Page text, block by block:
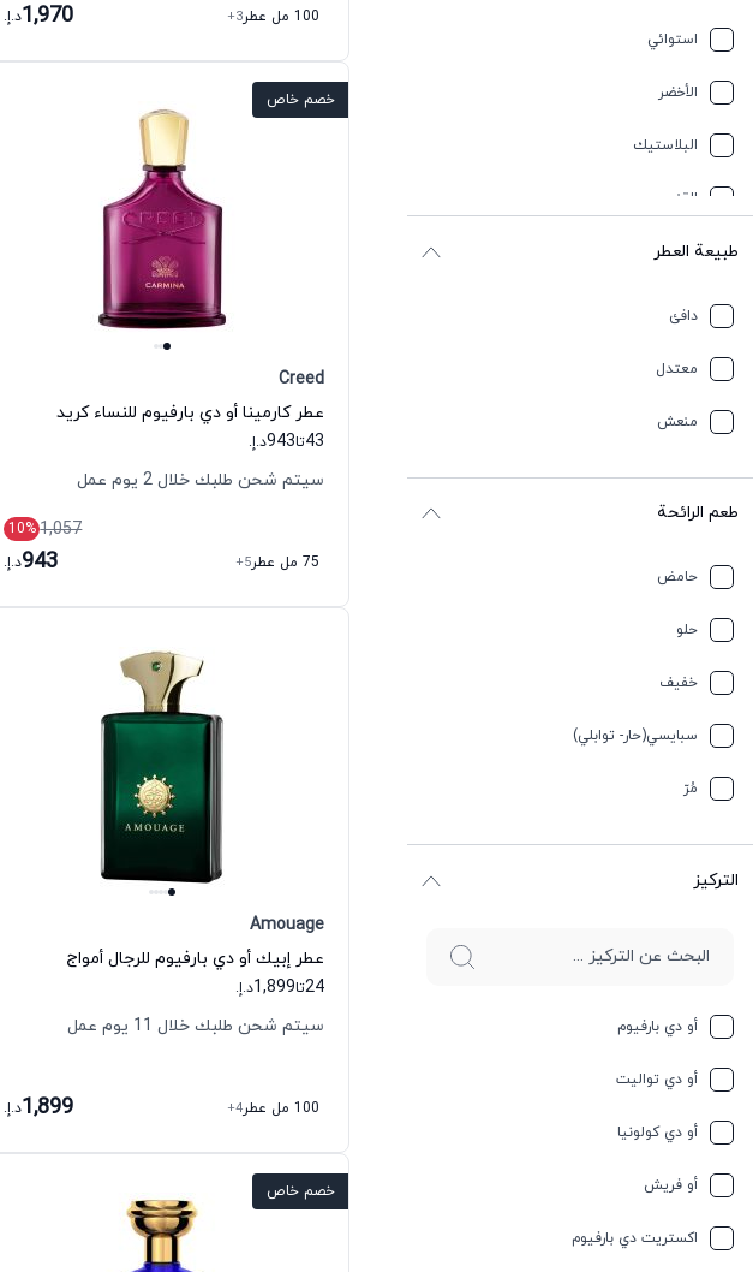
استوائي
الأخضر
البلاستيك
القنب
باتشولي
بحري
بودري
تبغ
ترابي
تيربيني
جلد
جوز الهند
حامِض
طبيعة العطر
دافئ
معتدل
منعش
طعم الرائحة
حامض
حلو
خفیف
سبایسي(حار- توابلي)
مُرّ
التركيز
أو دي بارفيوم
أو دي تواليت
أو دي كولونيا
أو فريش
اكستريت دي بارفيوم
100 مل عطر +3
1,970د.إ.
خصم خاص
Creed
عطر كارمينا أو دي بارفيوم للنساء كريد
43تا943د.إ.
سيتم شحن طلبك خلال 2 يوم عمل
1,057
10%
75 مل عطر
+5
943د.إ.
Amouage
عطر إبيك أو دي بارفيوم للرجال أمواج
24تا1,899د.إ.
سيتم شحن طلبك خلال 11 يوم عمل
100 مل عطر +4
1,899د.إ.
خصم خاص